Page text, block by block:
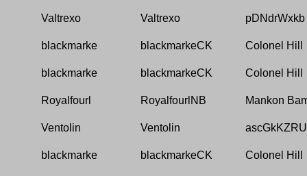
Valtrexo Valtrexo pDNdrWxkb
blackmarke blackmarkeCK Colonel Hill
blackmarke blackmarkeCK Colonel Hill
Royalfourl RoyalfourlNB Mankon
Ventolin Ventolin
blackmarke blackmarkeCK Colonel Hill